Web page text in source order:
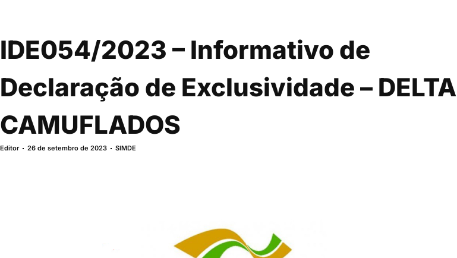
IDE054/2023 – Informativo de
Declaração de Exclusividade – DELTA
CAMUFLADOS
Editor 26 de setembro de 2023 SIMDE